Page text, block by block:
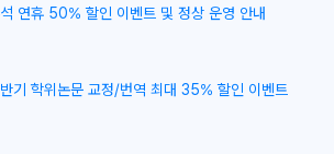
연휴 50% 할인 이벤트 및 정상 운영 안내
기 학위논문 교정/번역 최대 35% 할인 이벤트